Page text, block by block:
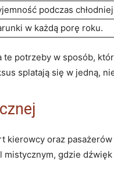
podczas
‍w każdą porę⁣ roku.
potrzeby w⁣ sposób,‌
splatają się w jedną,
oraz
gdzie